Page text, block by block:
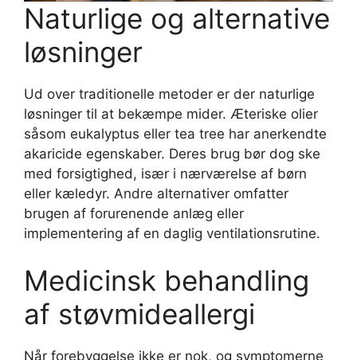
Naturlige og alternative
løsninger
Ud over traditionelle metoder er der naturlige
løsninger til at bekæmpe mider. Æteriske olier
såsom eukalyptus eller tea tree har anerkendte
akaricide egenskaber. Deres brug bør dog ske
med forsigtighed, især i nærværelse af børn
eller kæledyr. Andre alternativer omfatter
brugen af ​​forurenende anlæg eller
implementering af en daglig ventilationsrutine.
Medicinsk behandling
af støvmideallergi
Når forebyggelse ikke er nok, og symptomerne